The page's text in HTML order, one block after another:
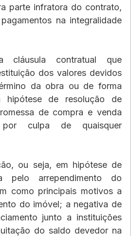
parte infratora do contrato,
na integralidade
cláusula contratual que
dos valores devidos
da obra ou de forma
hipótese de resolução de
de compra e venda
culpa de quaisquer
ou seja, em hipótese de
pelo arrependimento do
como principais motivos a
do imóvel; a negativa de
junto a instituições
do saldo devedor na